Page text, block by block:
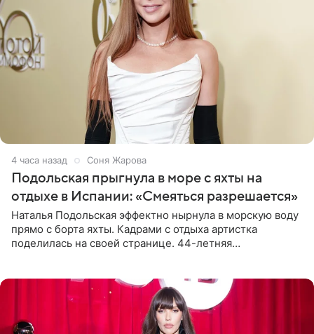
4 часа назад Соня Жарова
Подольская прыгнула в море с яхты на
отдыхе в Испании: «Смеяться разрешается»
Наталья Подольская эффектно нырнула в морскую воду
прямо с борта яхты. Кадрами с отдыха артистка
поделилась на своей странице. 44-летняя